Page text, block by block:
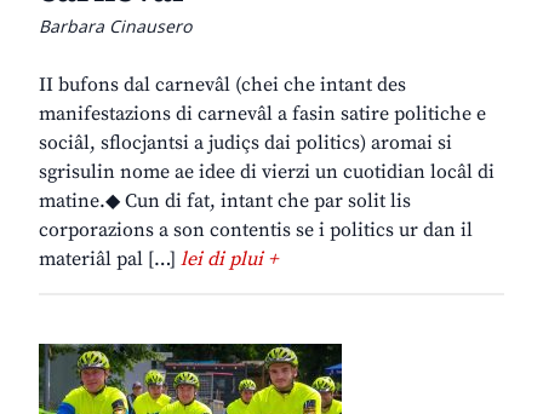
Barbara Cinausero
II bufons dal carnevâl (chei che intant des
manifestazions di carnevâl a fasin satire politiche e
sociâl, sflocjantsi a judiçs dai politics) aromai si
sgrisulin nome ae idee di vierzi un cuotidian locâl di
matine.◆ Cun di fat, intant che par solit lis
corporazions a son contentis se i politics ur dan il
materiâl pal […] lei di plui +